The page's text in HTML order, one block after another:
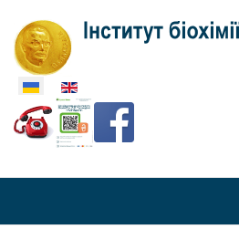
Оберіть свою мову